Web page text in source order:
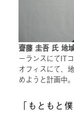
齋藤 圭吾 氏 地
ーランスにてIT
オフィスにて、
めようと計画中。
「もともと